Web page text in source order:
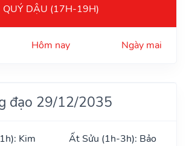
QUÝ DẬU (17H-19H)
Hôm nay Ngày mai
đạo 29/12/2035
Kim
Ất Sửu (1h-3h): Bảo